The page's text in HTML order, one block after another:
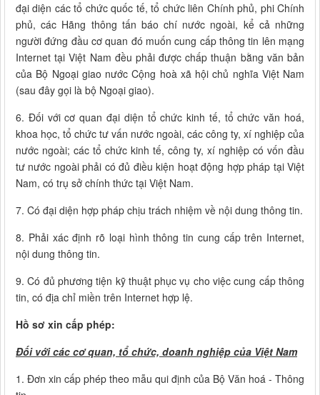
đại diện các tổ chức quốc tế, tổ chức liên Chính phủ, phi Chính
phủ, các Hãng thông tấn báo chí nước ngoài, kể cả những
người đứng đầu cơ quan đó muốn cung cấp thông tin lên mạng
Internet tại Việt Nam đều phải được chấp thuận bằng văn bản
của Bộ Ngoại giao nước Cộng hoà xã hội chủ nghĩa Việt Nam
(sau đây gọi là bộ Ngoại giao).
6. Đối với cơ quan đại diện tổ chức kinh tế, tổ chức văn hoá,
khoa học, tổ chức tư vấn nước ngoài, các công ty, xí nghiệp của
nước ngoài; các tổ chức kinh tế, công ty, xí nghiệp có vốn đầu
tư nước ngoài phải có đủ điều kiện hoạt động hợp pháp tại Việt
Nam, có trụ sở chính thức tại Việt Nam.
7. Có đại diện hợp pháp chịu trách nhiệm về nội dung thông tin.
8. Phải xác định rõ loại hình thông tin cung cấp trên Internet,
nội dung thông tin.
9. Có đủ phương tiện kỹ thuật phục vụ cho việc cung cấp thông
tin, có địa chỉ miền trên Internet hợp lệ.
Hồ sơ xin cấp phép:
Đối với các cơ quan, tổ chức, doanh nghiệp của Việt Nam
1. Đơn xin cấp phép theo mẫu qui định của Bộ Văn hoá - Thông